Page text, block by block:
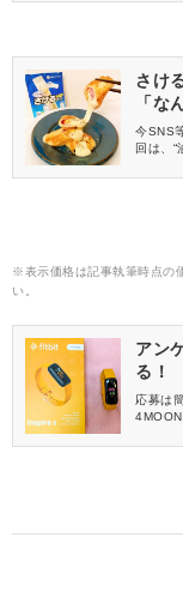
さけ
「な
今SNS
回は、“
速、作
※表示価格は記事執筆時点の
い。
アン
る！
応募は